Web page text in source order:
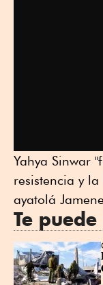
Yahya Sinwar
resistencia y
ayatolá
Te